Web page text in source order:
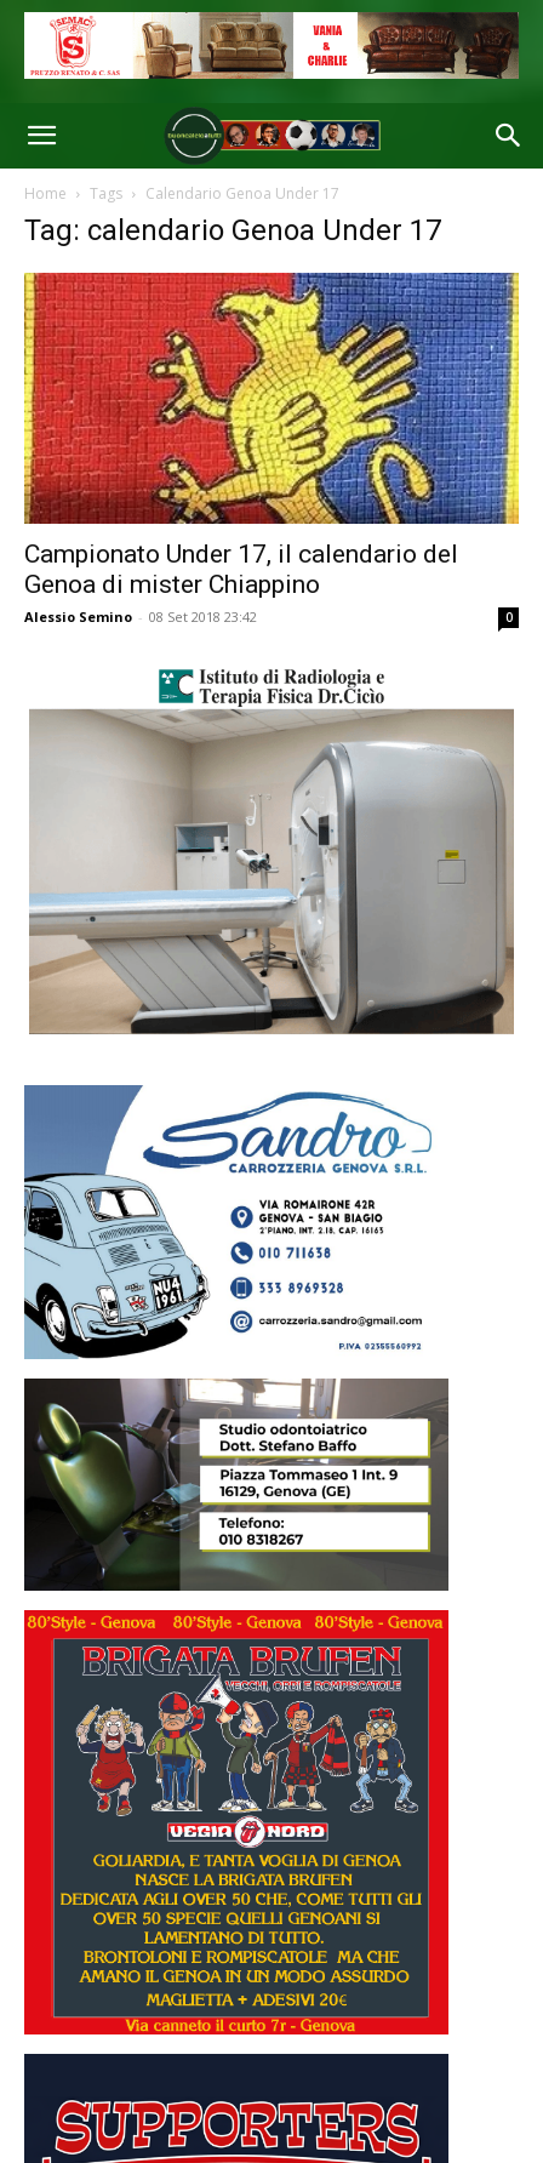
Home Tags Calendario Genoa Under 17
Tag: calendario Genoa Under 17
Campionato Under 17, il calendario del
Genoa di mister Chiappino
Alessio Semino - 08 Set 2018 23:42 0